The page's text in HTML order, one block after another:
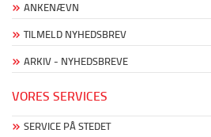
ANKENÆVN
TILMELD NYHEDSBREV
ARKIV - NYHEDSBREVE
VORES SERVICES
SERVICE PÅ STEDET